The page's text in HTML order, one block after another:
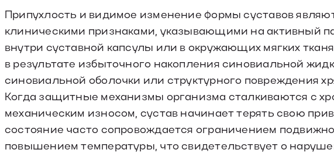
Припухлость и видимое изменение формы суставов
клиническими признаками, указывающими на активный
внутри суставной капсулы или в окружающих мягких
в результате избыточного накопления синовиальной
синовиальной оболочки или структурного повреждения
Когда защитные механизмы организма сталкиваются с
механическим износом, сустав начинает терять свою
состояние часто сопровождается ограничением
повышением температуры, что свидетельствует о